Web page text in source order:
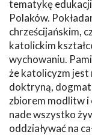
tematykę
Polaków.
chrześcijańskim,
katolickim
wychowaniu.
że katolicyzm jest
doktryną,
zbiorem modlitw i
nade wszystko
oddziaływać na